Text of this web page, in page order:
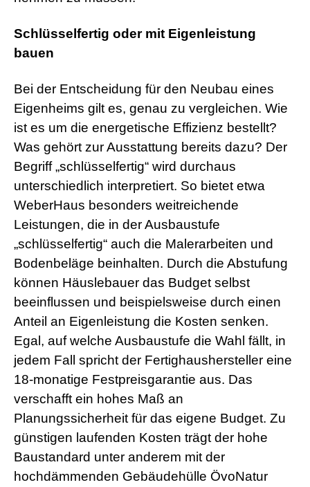
Schlüsselfertig oder mit Eigenleistung
bauen
Bei der Entscheidung für den Neubau eines
Eigenheims gilt es, genau zu vergleichen. Wie
ist es um die energetische Effizienz bestellt?
Was gehört zur Ausstattung bereits dazu? Der
Begriff „schlüsselfertig“ wird durchaus
unterschiedlich interpretiert. So bietet etwa
WeberHaus besonders weitreichende
Leistungen, die in der Ausbaustufe
„schlüsselfertig“ auch die Malerarbeiten und
Bodenbeläge beinhalten. Durch die Abstufung
können Häuslebauer das Budget selbst
beeinflussen und beispielsweise durch einen
Anteil an Eigenleistung die Kosten senken.
Egal, auf welche Ausbaustufe die Wahl fällt, in
jedem Fall spricht der Fertighaushersteller eine
18-monatige Festpreisgarantie aus. Das
verschafft ein hohes Maß an
Planungssicherheit für das eigene Budget. Zu
günstigen laufenden Kosten trägt der hohe
Baustandard unter anderem mit der
hochdämmenden Gebäudehülle ÖvoNatur